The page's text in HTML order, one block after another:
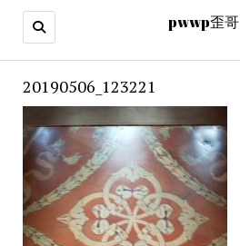
pwwp歪哥
20190506_123221